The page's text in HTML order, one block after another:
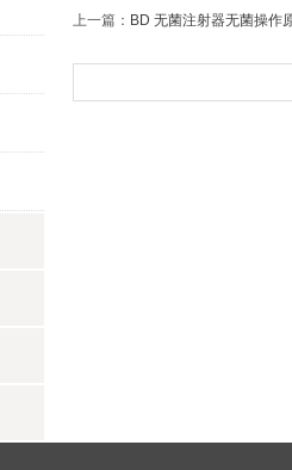
上一篇： BD 无菌注射器无菌操作